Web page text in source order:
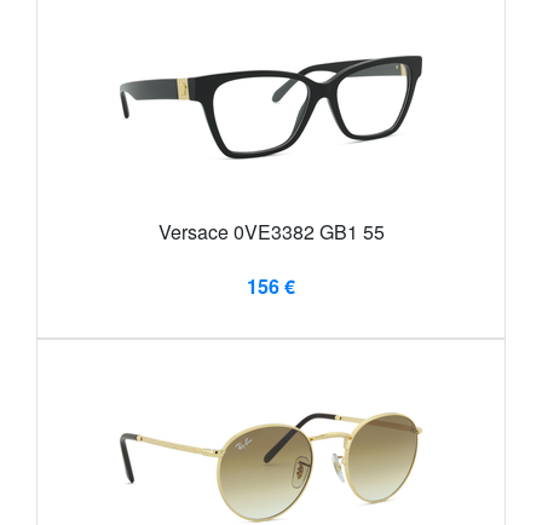
Versace 0VE3382 GB1 55
156 €